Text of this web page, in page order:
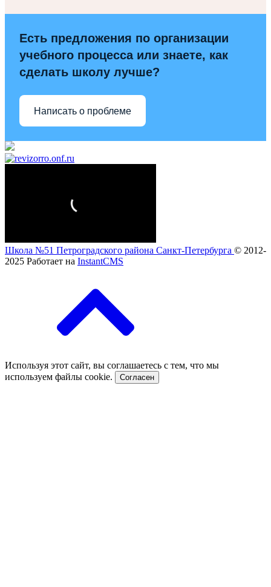
Есть предложения по организации
учебного процесса или знаете, как
сделать школу лучше?
Написать о проблеме
Школа №51 Петроградского района Санкт-Петербурга © 2012-
2025 Работает на InstantCMS
Используя этот сайт, вы соглашаетесь с тем, что мы
используем файлы cookie.
Согласен